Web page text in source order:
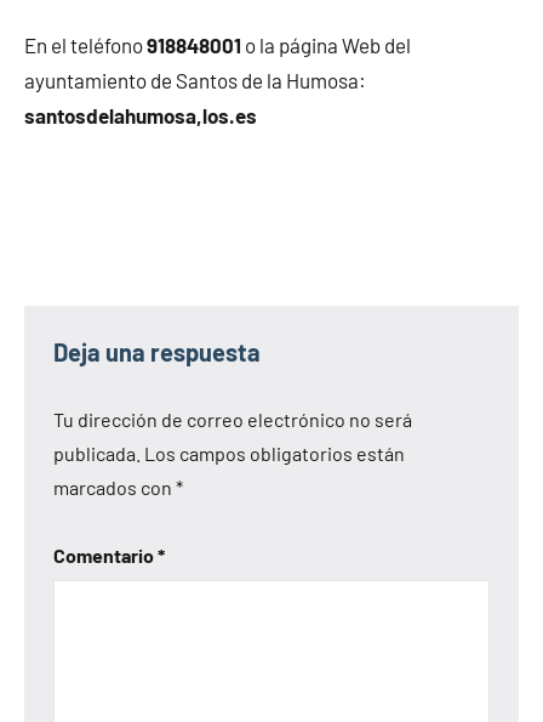
En el teléfono918848001 o la página Web del
ayuntamiento de Santos de la Humosa:
santosdelahumosa,los.es
Deja una respuesta
Tu dirección de correo electrónico no será
publicada. Los campos obligatorios están
marcados con *
Comentario*